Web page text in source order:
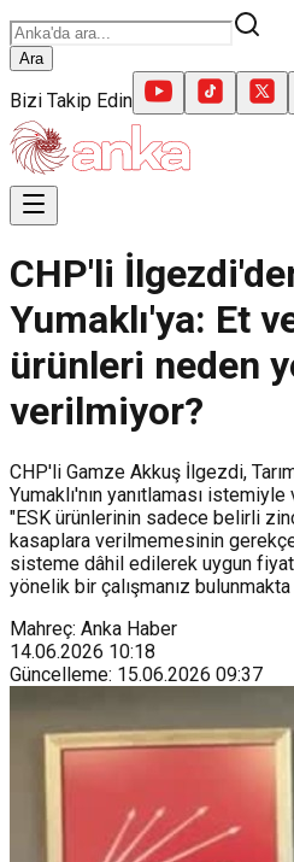
Ara
Bizi Takip Edin
CHP'li
Yumaklı'ya: Et
ürünleri neden
verilmiyor?
CHP'li Gamze Akkuş İlgezdi,
Yumaklı'nın yanıtlaması
"ESK ürünlerinin sadece belirli
kasaplara verilmemesinin
sisteme dâhil edilerek uygun
yönelik bir çalışmanız bulunmakta
Mahreç: Anka Haber
14.06.2026 10:18
Güncelleme: 15.06.2026 09:37